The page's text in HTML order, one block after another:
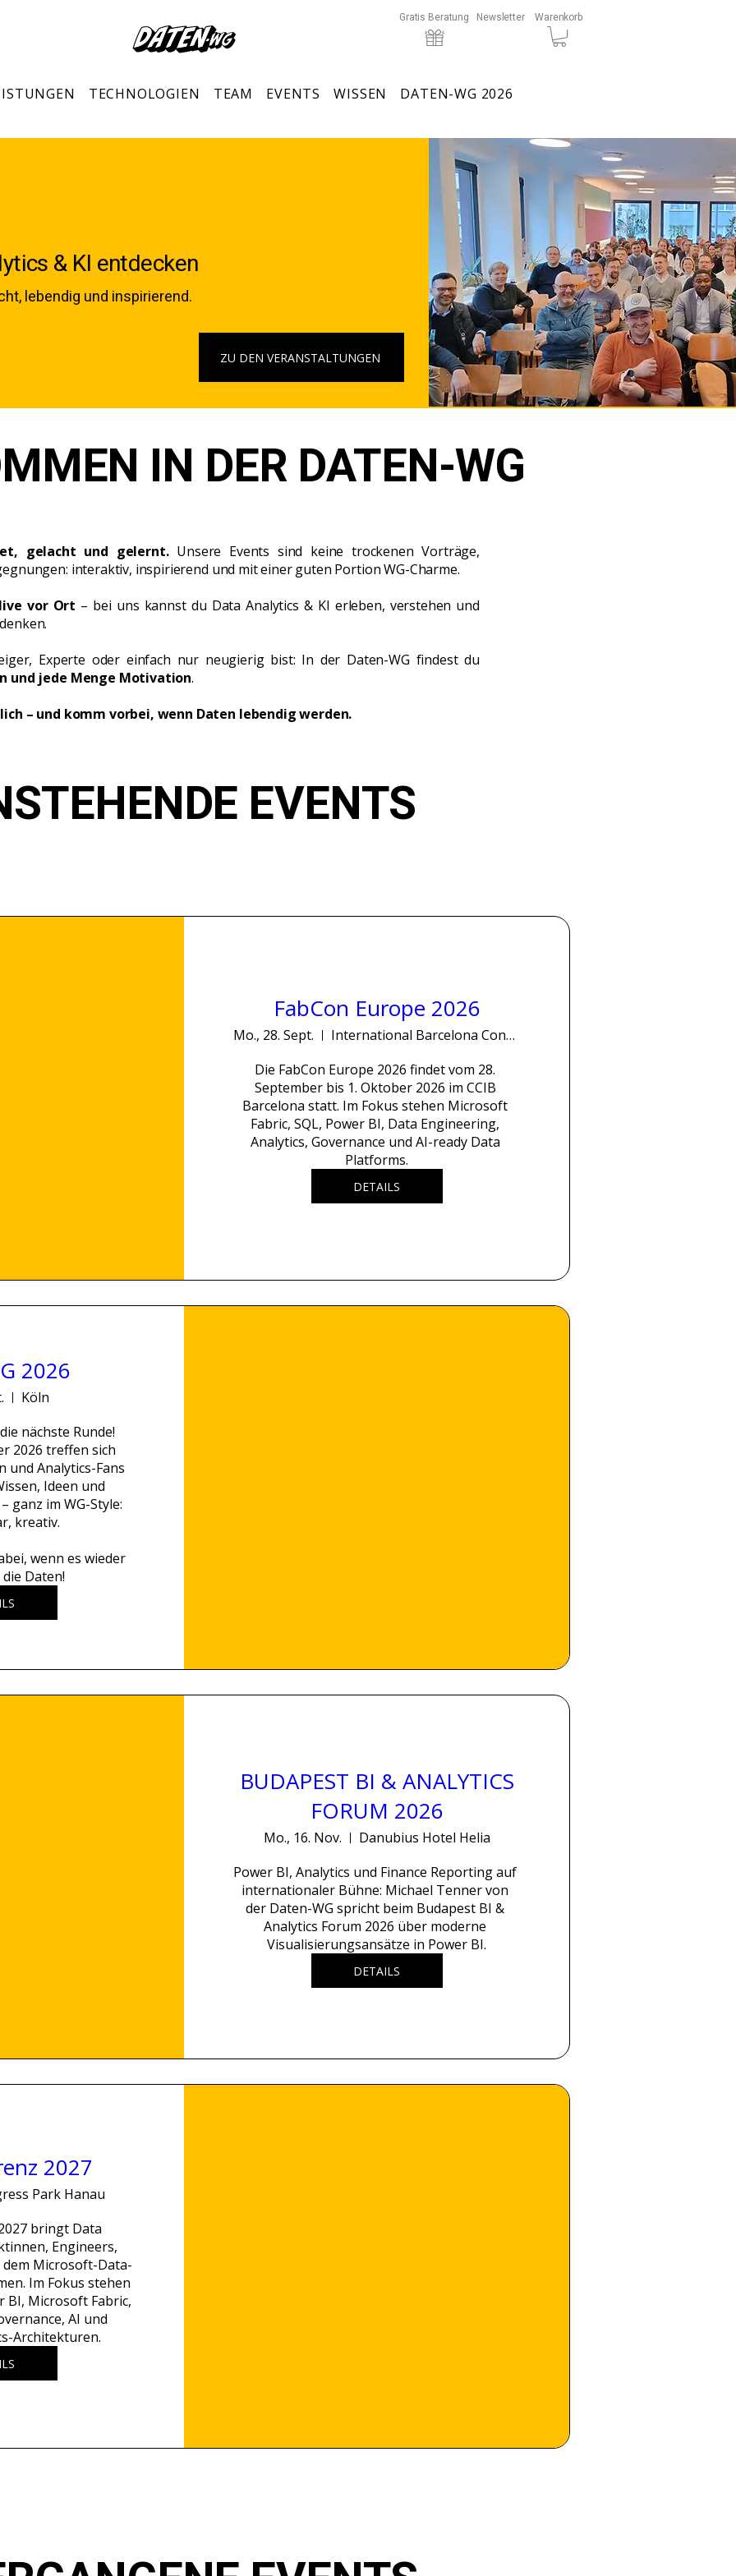
Gratis Beratung Newsletter Warenkorb
TECHNOLOGIEN TEAM EVENTS WISSEN DATEN-WG 2026
& KI entdecken
lebendig und inspirierend.
ZU DEN VERANSTALTUNGEN
IN DER DATEN-WG
gelacht und gelernt.Unsere Events sind keine trockenen Vorträge,
interaktiv, inspirierend und mit einer guten Portion WG-Charme.
vor Ort – bei uns kannst du Data Analytics & KI erleben, verstehen und
Experte oder einfach nur neugierig bist: In der Daten-WG findest du
und jede Menge Motivation.
– und komm vorbei, wenn Daten lebendig werden.
EVENTS
FabCon Europe 2026
Mo., 28. Sept.
International Barcelona Convention Cente
Die FabCon Europe 2026 findet vom 28.
September bis 1. Oktober 2026 im CCIB
Barcelona statt. Im Fokus stehen Microsoft
Fabric, SQL, Power BI, Data Engineering,
Analytics, Governance und AI-ready Data
Platforms.
DETAILS
2026
Köln
nächste Runde!
2026 treffen sich
und Analytics-Fans
Ideen und
ganz im WG-Style:
kreativ.
wenn es wieder
Daten!
BUDAPEST BI & ANALYTICS
FORUM 2026
Mo., 16. Nov.
Danubius Hotel Helia
Power BI, Analytics und Finance Reporting auf
internationaler Bühne: Michael Tenner von
der Daten-WG spricht beim Budapest BI &
Analytics Forum 2026 über moderne
Visualisierungsansätze in Power BI.
DETAILS
2027
Park Hanau
bringt Data
Engineers,
dem Microsoft-Data-
Im Fokus stehen
BI, Microsoft Fabric,
AI und
Architekturen.